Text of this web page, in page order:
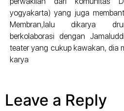
yogyakarta) yang juga
Membran,lalu dikarya
berkolaborasi dengan
teater yang cukup kawakan, dia
karya
Leave a Reply